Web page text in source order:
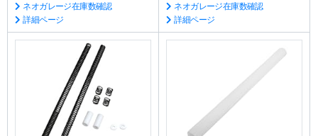
ネオガレージ在庫数確認
詳細ページ
ネオガレージ在庫数確認
詳細ページ